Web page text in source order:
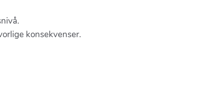
konsekvenser.